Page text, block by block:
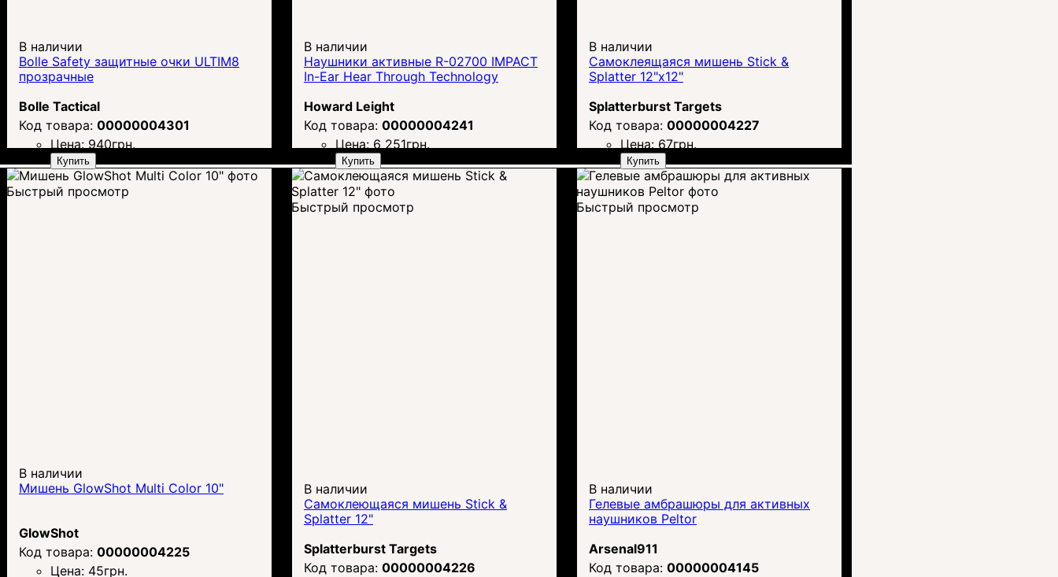
В наличии
Bolle Safety защитные очки ULTIM8
прозрачные
Bolle Tactical
00000004301
Цена: 940грн.
Купить
В наличии
Наушники активные R-02700 IMPACT
In-Ear Hear Through Technology
Howard Leight
00000004241
Цена: 6 251грн.
Купить
В наличии
Самоклеящаяся мишень Stick &
Splatter 12"х12"
Splatterburst Targets
00000004227
Цена: 67грн.
Купить
Быстрый просмотр
В наличии
Мишень GlowShot Multi Color 10"
GlowShot
00000004225
Цена: 45грн.
Быстрый просмотр
В наличии
Самоклеющаяся мишень Stick &
Splatter 12"
Splatterburst Targets
00000004226
Быстрый просмотр
В наличии
Гелевые амбрашюры для активных
наушников Peltor
Arsenal911
00000004145